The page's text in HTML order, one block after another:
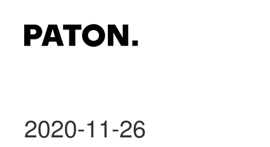
2020-11-26